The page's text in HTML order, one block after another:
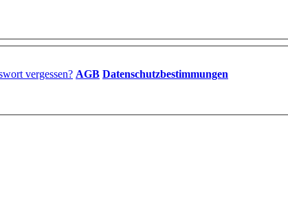
vergessen? AGB Datenschutzbestimmungen